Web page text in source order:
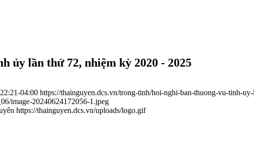
ủy lần thứ 72, nhiệm kỳ 2020 - 2025
04:00 https://thainguyen.dcs.vn/trong-tinh/hoi-nghi-ban-thuong-vu-tinh-
image-20240624172056-1.jpeg
https://thainguyen.dcs.vn/uploads/logo.gif